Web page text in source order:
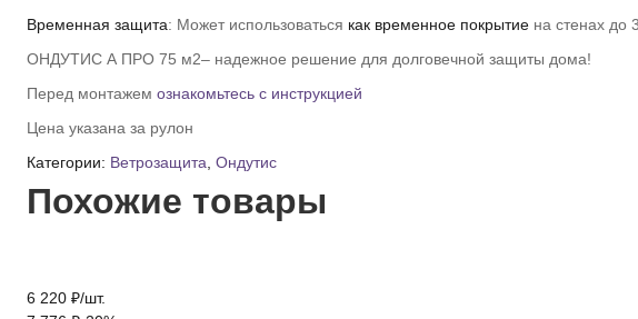
Временная защита: Может использоваться как временное покрытие на стенах до
ОНДУТИС А ПРО 75 м2– надежное решение для долговечной защиты дома!
Перед монтажем ознакомьтесь с инструкцией
Цена указана за рулон
Категории: Ветрозащита Ондутис
Похожие товары
6 220 ₽/шт.